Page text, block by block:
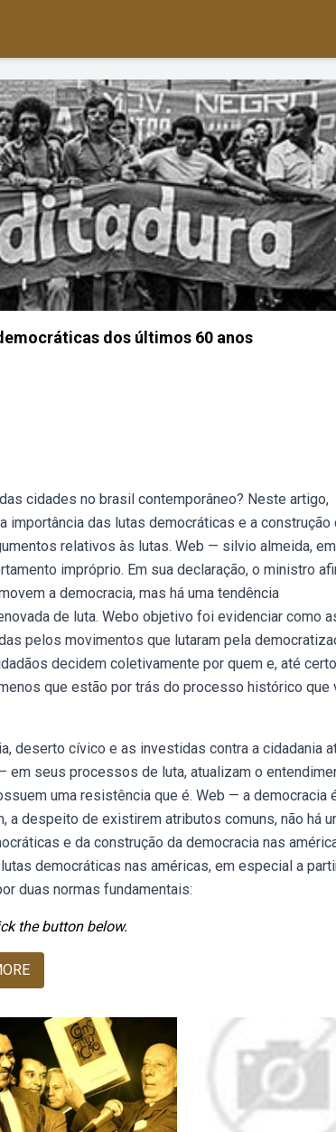
dos últimos 60 anos
cidades no brasil contemporâneo? Neste artigo,
das lutas democráticas e a construção
relativos às lutas. Web — silvio almeida, em
impróprio. Em sua declaração, o ministro
a democracia, mas há uma tendência
de luta. Webo objetivo foi evidenciar como
pelos movimentos que lutaram pela
decidem coletivamente por quem e, até certo
que estão por trás do processo histórico que
deserto cívico e as investidas contra a cidadania
seus processos de luta, atualizam o
uma resistência que é. Web — a democracia
despeito de existirem atributos comuns, não há
e da construção da democracia nas
democráticas nas américas, em especial a
duas normas fundamentais:
the button below.